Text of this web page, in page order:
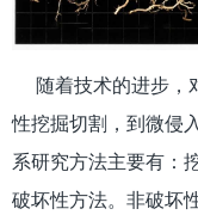
随着技术的进步，
性挖掘切割，到微侵
系研究方法主要有：
破坏性方法。非破坏